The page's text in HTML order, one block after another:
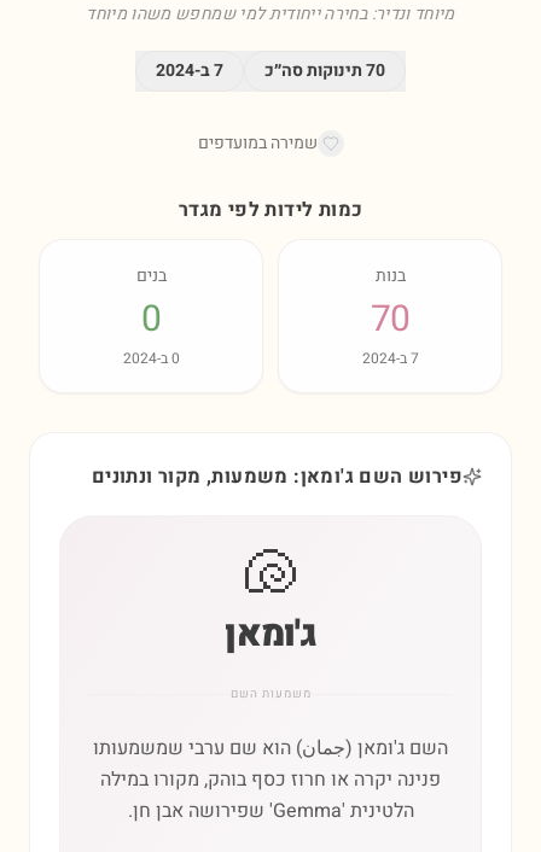
מיוחד ונדיר: בחירה ייחודית למי שמחפש משהו מיוחד
70תינוקות סה״כ 7ב-2024
שמירה במועדפים
כמות לידות לפי מגדר
בנות
70
7ב-2024
בנים
0
0ב-2024
פירוש השם ג'ומאן: משמעות, מקור ונתונים
🐚
ג'ומאן
משמעות השם
השם ג'ומאן (جمان) הוא שם ערבי שמשמעותו
פנינה יקרה או חרוז כסף בוהק, מקורו במילה
הלטינית 'Gemma' שפירושה אבן חן.